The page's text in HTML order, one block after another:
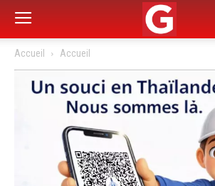
Accueil Accueil